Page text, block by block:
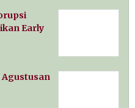
Early
Agustusan